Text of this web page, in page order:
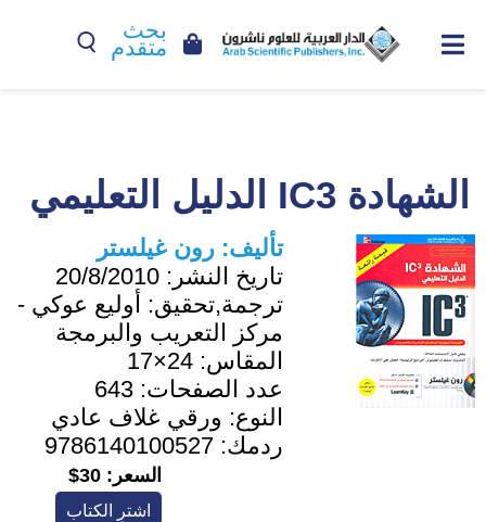
بحث
متقدم
الشهادة IC3 الدليل التعليمي
تأليف: رون غيلستر
تاريخ النشر: 20/8/2010
ترجمة,تحقيق: أوليع عوكي -
مركز التعريب والبرمجة
المقاس: 24×17
عدد الصفحات: 643
النوع: ورقي غلاف عادي
ردمك: 9786140100527
السعر: 30$
اشترِ الكتاب